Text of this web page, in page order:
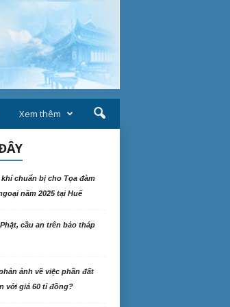
Xem thêm
chuẩn bị cho Tọa đàm
năm 2025 tại Huế
cầu an trên bảo tháp
ảnh về việc phần đất
với giá 60 tỉ đồng?